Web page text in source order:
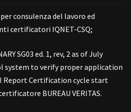
per consulenza del lavoro ed
certificatori IQNET-CSQ;
SG03 ed. 1, rev, 2 as of July
system to verify proper application
Report Certification cycle start
BUREAU VERITAS.